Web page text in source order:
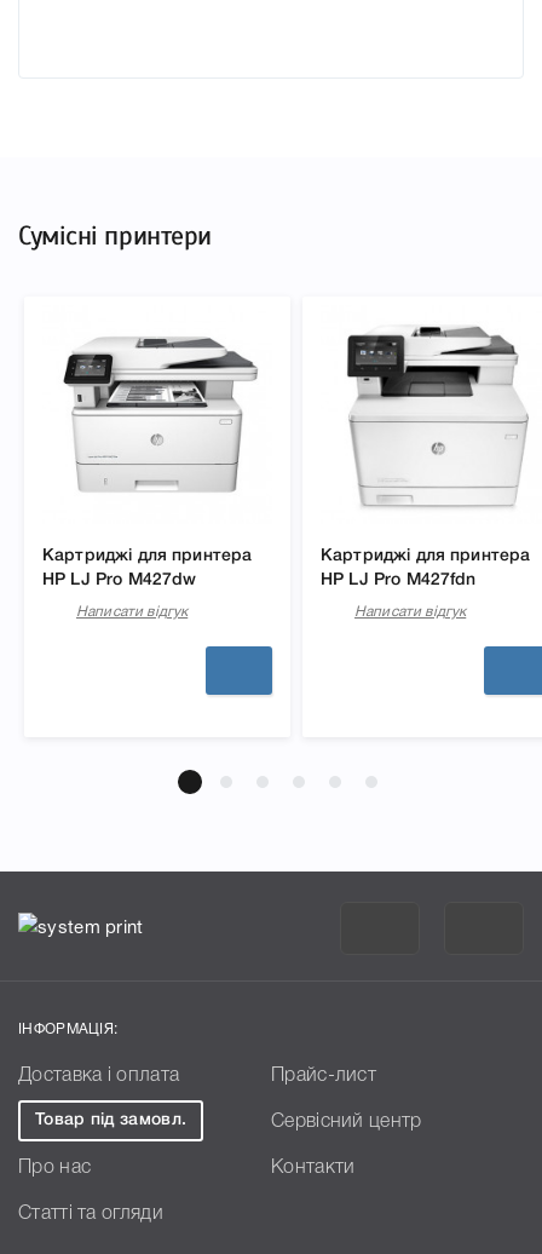
M426dw, M426fdw, M427dw, M427fdn, M427fdw, що
Сумісні принтери
Картриджі для принтера
HP LJ Pro M427dw
Написати відгук
Картриджі для принтера
HP LJ Pro M427fdn
Написати відгук
ІНФОРМАЦІЯ:
Доставка і оплата Прайс-лист
Товар під замовл. Сервісний центр
Про нас Контакти
Статті та огляди